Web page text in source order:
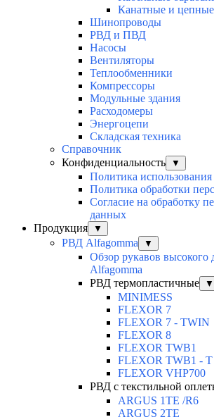
Канатные и цепные
Шинопроводы
РВД и ПВД
Насосы
Вентиляторы
Теплообменники
Компрессоры
Модульные здания
Расходомеры
Энергоцепи
Складская техника
Справочник
Конфиденциальность
▼
Политика
Политика обработки
Согласие на обработку
данных
Продукция
▼
РВД Alfagomma ▼
Обзор рукавов высокого
Alfagomma
РВД термопластичные
▼
MINIMESS
FLEXOR 7
FLEXOR 7 - TWIN
FLEXOR 8
FLEXOR TWB1
FLEXOR TWB1 - T
FLEXOR VHP700
РВД с текстильной
ARGUS 1TE /R6
ARGUS 2TЕ